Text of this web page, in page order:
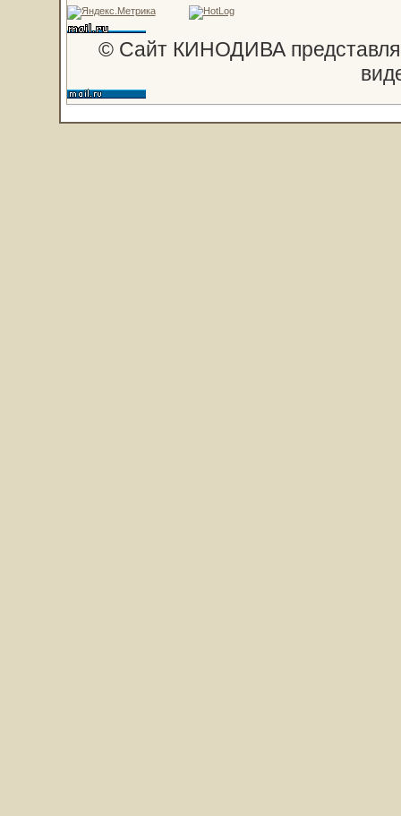
© Сайт КИНОДИВА